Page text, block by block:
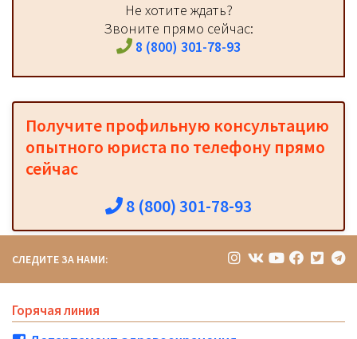
Не хотите ждать?
Звоните прямо сейчас:
8 (800) 301-78-93
Получите профильную консультацию
опытного юриста по телефону прямо
сейчас
8 (800) 301-78-93
СЛЕДИТЕ ЗА НАМИ:
Горячая линия